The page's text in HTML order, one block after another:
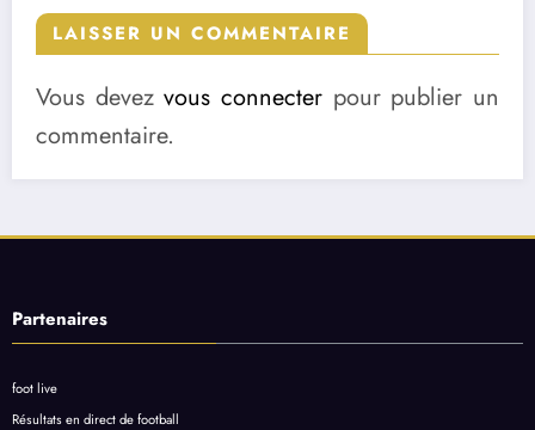
LAISSER UN COMMENTAIRE
Vous devezvous connecter pour publier un
commentaire.
Partenaires
foot live
Résultats en direct de football